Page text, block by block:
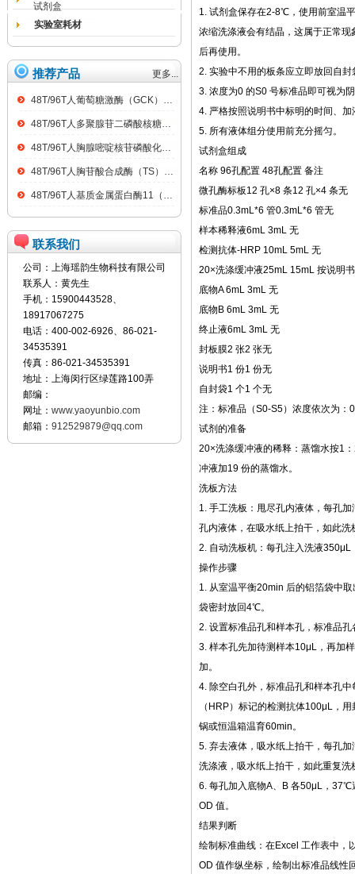
试剂盒
实验室耗材
推荐产品 更多...
48T/96T人葡萄糖激酶（GCK）ELISA kit
48T/96T人多聚腺苷二磷酸核糖聚合酶（PARP）ELISA kit
48T/96T人胸腺嘧啶核苷磷酸化酶（TP）ELISA kit
48T/96T人胸苷酸合成酶（TS）ELISA kit
48T/96T人基质金属蛋白酶11（MMP11）ELISA kit
联系我们
公司：上海瑶韵生物科技有限公司
联系人：黄先生
手机：15900443528、
18917067275
电话：400-002-6926、86-021-
34535391
传真：86-021-34535391
地址：上海闵行区绿莲路100弄
邮编：
网址： www.yaoyunbio.com
邮箱： 912529879@qq.com
1. 试剂盒保存在2-8℃，使用前室温
浓缩洗涤液会有结晶，这属于正常
后再使用。
2. 实验中不用的板条应立即放回自
3. 浓度为0 的S0 号标准品即可视为
4. 严格按照说明书中标明的时间、
5. 所有液体组分使用前充分摇匀。
试剂盒组成
名称 96孔配置 48孔配置 备注
微孔酶标板12 孔×8 条12 孔×4 条无
标准品0.3mL*6 管0.3mL*6 管无
样本稀释液6mL 3mL 无
检测抗体-HRP 10mL 5mL 无
20×洗涤缓冲液25mL 15mL 按说明
底物A 6mL 3mL 无
底物B 6mL 3mL 无
终止液6mL 3mL 无
封板膜2 张2 张无
说明书1 份1 份无
自封袋1 个1 个无
注：标准品（S0-S5）浓度依次为
试剂的准备
20×洗涤缓冲液的稀释：蒸馏水按1
冲液加19 份的蒸馏水。
洗板方法
1. 手工洗板：甩尽孔内液体，每孔
孔内液体，在吸水纸上拍干，如此洗
2. 自动洗板机：每孔注入洗液
操作步骤
1. 从室温平衡20min 后的铝箔袋中
袋密封放回4℃。
2. 设置标准品孔和样本孔，标准品
3. 样本孔先加待测样本10μL，再加
加。
4. 除空白孔外，标准品孔和样本孔
（HRP）标记的检测抗体100μL，
锅或恒温箱温育60min。
5. 弃去液体，吸水纸上拍干，每孔
洗涤液，吸水纸上拍干，如此重复
6. 每孔加入底物A、B 各50μL，37℃
OD 值。
结果判断
绘制标准曲线：在Excel 工作表中，
OD 值作纵坐标，绘制出标准品线性